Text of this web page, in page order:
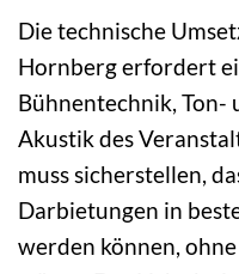
Die technische
Hornberg erfordert
Bühnentechnik, Ton-
Akustik des
muss sicherstellen,
Darbietungen in
werden können,